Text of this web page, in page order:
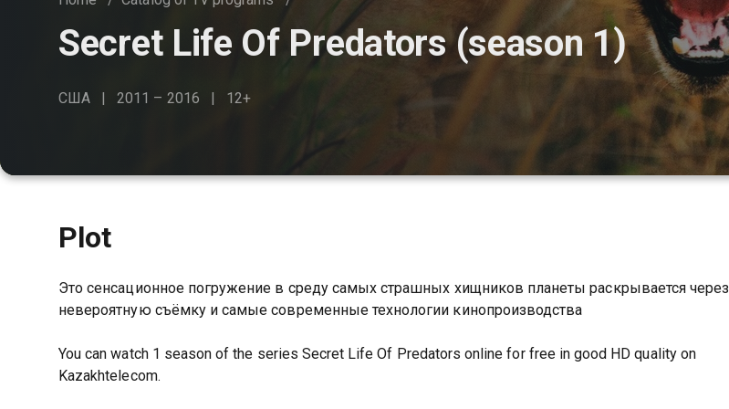
Secret Life Of Predators (season 1)
США 2011 – 2016 12+
Plot
Это сенсационное погружение в среду самых страшных хищников планеты раскрывается через
невероятную съёмку и самые современные технологии кинопроизводства
You can watch 1 season of the series Secret Life Of Predators online for free in good HD quality on
Kazakhtelecom.